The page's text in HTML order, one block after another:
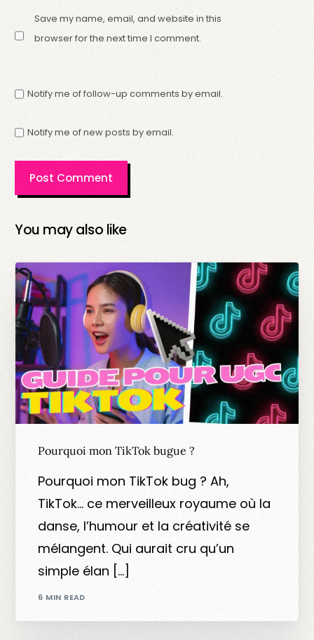
Save my name, email, and website in this
browser for the next time I comment.
Notify me of follow-up comments by email.
Notify me of new posts by email.
You may also like
Pourquoi mon TikTok bugue ?
Pourquoi mon TikTok bug ? Ah,
TikTok… ce merveilleux royaume où la
danse, l’humour et la créativité se
mélangent. Qui aurait cru qu’un
simple élan […]
6 MIN READ